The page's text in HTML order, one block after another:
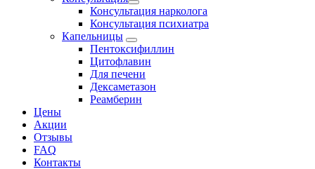
Консультация нарколога
Консультация психиатра
Капельницы
Пентоксифиллин
Цитофлавин
Для печени
Дексаметазон
Реамберин
Цены
Акции
Отзывы
FAQ
Контакты